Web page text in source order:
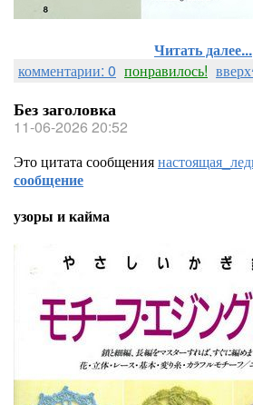
Читать далее...
комментарии: 0 понравилось!
Без заголовка
11-06-2026 20:52
Это цитата сообщения
сообщение
узоры и кайма